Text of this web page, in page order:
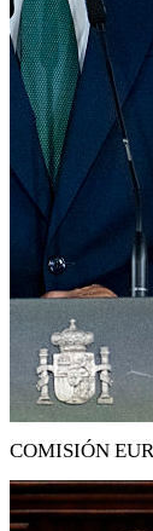
COMISIÓN